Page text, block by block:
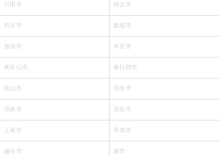
行田市 秩父市
所沢市 飯能市
加須市 本庄市
東松山市 春日部市
狭山市 羽生市
鴻巣市 深谷市
上尾市 草加市
越谷市 蕨市